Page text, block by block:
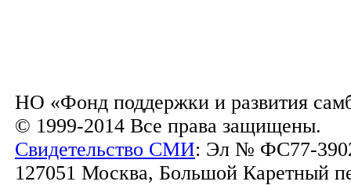
НО «Фонд поддержки и развития
© 1999-2014 Все права защищены.
Свидетельство СМИ: Эл № ФС77-
127051 Москва, Большой Каретный